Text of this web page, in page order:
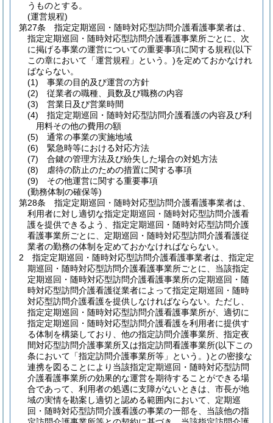
うものとする。
(運営規程)
第27条
指定定期巡回・随時対応型訪問介護看護事業者は、
指定定期巡回・随時対応型訪問介護看護事業所ごとに、次
に掲げる事業の運営についての重要事項に関する規程(以下
この章において「運営規程」という。)を定めておかなけれ
ばならない。
(1)
事業の目的及び運営の方針
(2)
従業者の職種、員数及び職務の内容
(3)
営業日及び営業時間
(4)
指定定期巡回・随時対応型訪問介護看護の内容及び利
用料その他の費用の額
(5)
通常の事業の実施地域
(6)
緊急時等における対応方法
(7)
合鍵の管理方法及び紛失した場合の対処方法
(8)
虐待の防止のための措置に関する事項
(9)
その他運営に関する重要事項
(勤務体制の確保等)
第28条
指定定期巡回・随時対応型訪問介護看護事業者は、
利用者に対し適切な指定定期巡回・随時対応型訪問介護看
護を提供できるよう、指定定期巡回・随時対応型訪問介護
看護事業所ごとに、定期巡回・随時対応型訪問介護看護従
業者の勤務の体制を定めておかなければならない。
2
指定定期巡回・随時対応型訪問介護看護事業者は、指定定
期巡回・随時対応型訪問介護看護事業所ごとに、当該指定
定期巡回・随時対応型訪問介護看護事業所の定期巡回・随
時対応型訪問介護看護従業者によって指定定期巡回・随時
対応型訪問介護看護を提供しなければならない。 ただし、
指定定期巡回・随時対応型訪問介護看護事業所が、適切に
指定定期巡回・随時対応型訪問介護看護を利用者に提供す
る体制を構築しており、他の指定訪問介護事業所、指定夜
間対応型訪問介護事業所又は指定訪問看護事業所(以下この
条において「指定訪問介護事業所等」という。)との密接な
連携を図ることにより当該指定定期巡回・随時対応型訪問
介護看護事業所の効果的な運営を期待することができる場
合であって、利用者の処遇に支障がないときは、市長が地
域の実情を勘案し適切と認める範囲内において、定期巡
回・随時対応型訪問介護看護の事業の一部を、当該他の指